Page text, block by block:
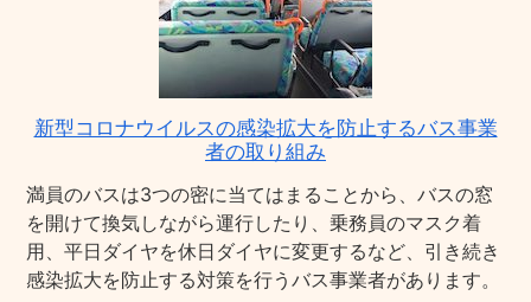
新型コロナウイルスの感染拡大を防止するバス事業
者の取り組み
満員のバスは3つの密に当てはまることから、バスの窓
を開けて換気しながら運行したり、乗務員のマスク着
用、平日ダイヤを休日ダイヤに変更するなど、引き続き
感染拡大を防止する対策を行うバス事業者があります。